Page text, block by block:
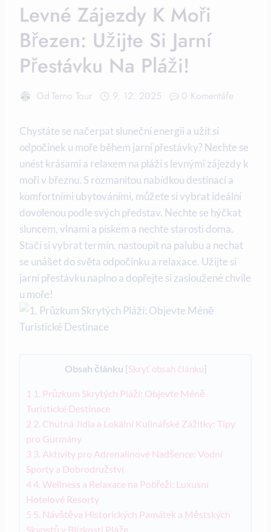
Levné Zájezdy K Moři
Březen: Užijte Si Jarní
Přestávku Na Pláži!
OdTerno Tour 9. 12. 2025 0 Komentáře
Chystáte ⁣se⁤ načerpat sluneční energii a užít si
⁢odpočinek⁣ u moře během​ jarní přestávky?⁢ Nechte⁢ se
unést ​krásami a relaxem ⁢na pláži s levnými zájezdy k
moři v⁣ březnu. S rozmanitou ‌nabídkou destinací a
komfortními ubytováními, můžete si vybrat ideální‌
dovolenou podle svých představ. Nechte se ⁣hýčkat
sluncem,⁣ vlnami a⁤ pískem a⁣ nechte starosti doma.
Stačí si ⁣vybrat​ termín,‌ nastoupit na‍ palubu a nechat
se unášet do světa ⁣odpočinku ⁢a relaxace. ⁣Užijte ⁢si
jarní ‌přestávku naplno a ​dopřejte si‌ zasloužené ​chvíle
u moře!
Obsah článku [Skryť obsah článku]
1 1. Průzkum Skrytých Pláží: Objevte⁣ Méně
⁢Turistické Destinace
2 2. Chutná⁢ Jídla ​a⁣ Lokální Kulinářské‍ Zážitky: Tipy
pro Gurmány
3 3. Aktivity ​pro ‌Adrenalinové ⁢Nadšence: Vodní
Sporty a⁤ Dobrodružství
4 4. Wellness a⁣ Relaxace na ⁣Pobřeží: Luxusní
Hotelové Resorty
5 5. Návštěva Historických Památek ​a Městských ​
Skvostů v⁣ Blízkosti‌ Pláže